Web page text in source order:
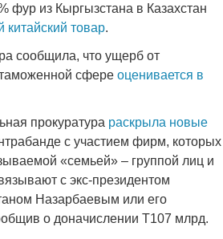
фур из Кыргызстана в Казахстан
китайский товар.
сообщила, что ущерб от
сфере оценивается в
прокуратура раскрыла новые
с участием фирм, которых
«семьей» – группой лиц и
с экс-президентом
Назарбаевым или его
о доначислении Т107 млрд.